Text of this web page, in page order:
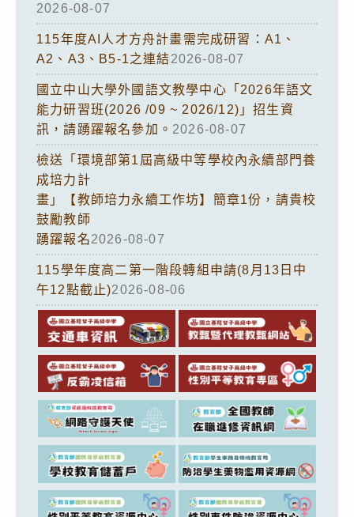
2026-08-07
115年度AI人才方舟計畫需完成研習：A1、
A2、A3、B5-1之連結2026-08-07
國立中山大學外國語文教學中心「2026年語文
能力研習班(2026 /09 ~ 2026/12)」招生資
訊，請踴躍報名參加。 2026-08-07
檢送「環境部第1屆高級中等學校內永續部門養
成培力計
畫」【教師培力永續工作坊】簡章1份，請貴校
鼓勵教師
踴躍報名2026-08-07
115學年度高二第一階段轉組申請(8月13日中
午12點截止)2026-08-06